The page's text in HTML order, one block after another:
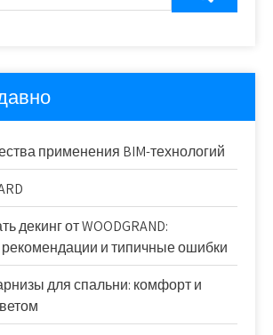
применения BIM-технологий
декинг от WOODGRAND:
рекомендации и типичные ошибки
для спальни: комфорт и